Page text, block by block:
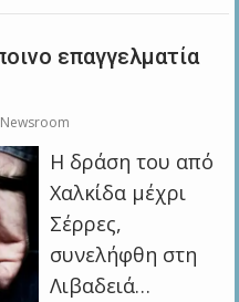
επαγγελματία
Η δράση του από
Χαλκίδα μέχρι
Σέρρες,
συνελήφθη στη
Λιβαδειά…